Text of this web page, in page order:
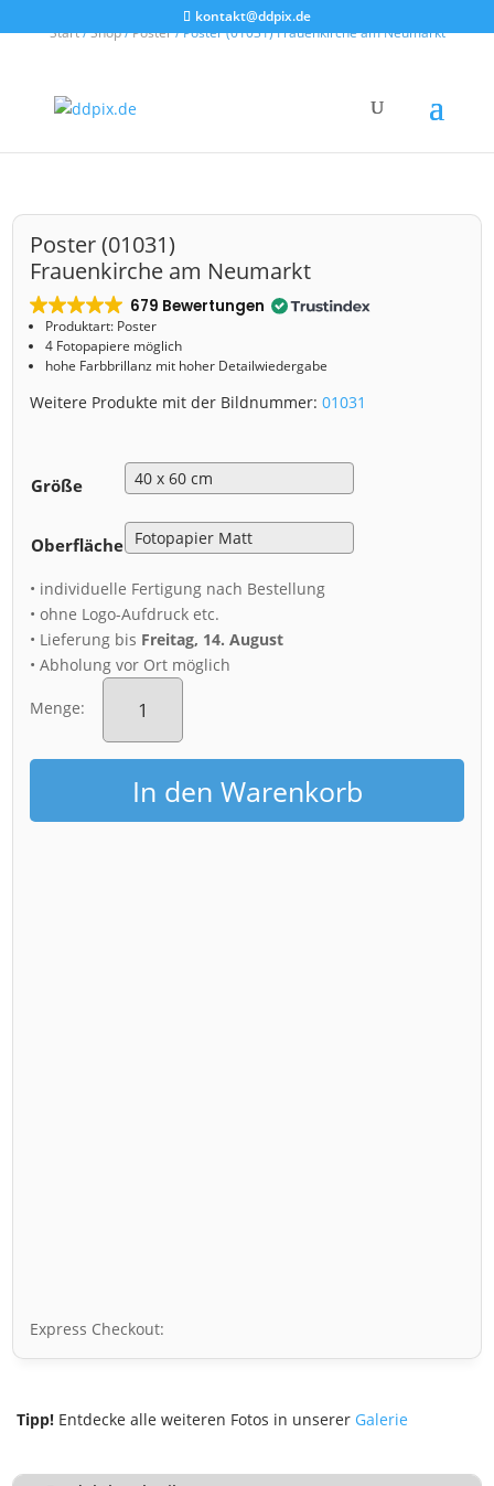
kontakt@ddpix.de
Start/Shop/Poster/ Poster (01031) Frauenkirche am Neumarkt
Poster (01031)
Frauenkirche am Neumarkt
679 Bewertungen
Produktart: Poster
4 Fotopapiere möglich
hohe Farbbrillanz mit hoher Detailwiedergabe
Weitere Produkte mit der Bildnummer:01031
Größe
Oberfläche
• individuelle Fertigung nach Bestellung
• ohne Logo-Aufdruck etc.
• Lieferung bis Freitag, 14. August
• Abholung vor Ort möglich
Menge:
Poster
(01031)
am
Neumarkt
MengeIn den Warenkorb
Express Checkout:
Tipp! Entdecke alle weiteren Fotos in unserer Galerie